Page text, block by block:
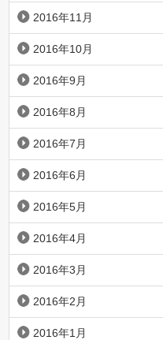
2016年11月
2016年10月
2016年9月
2016年8月
2016年7月
2016年6月
2016年5月
2016年4月
2016年3月
2016年2月
2016年1月